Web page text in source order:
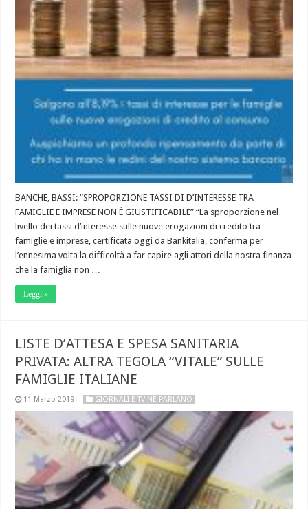
BANCHE, BASSI: “SPROPORZIONE TASSI DI D’INTERESSE TRA
FAMIGLIE E IMPRESE NON È GIUSTIFICABILE” “La sproporzione nel
livello dei tassi d’interesse sulle nuove erogazioni di credito tra
famiglie e imprese, certificata oggi da Bankitalia, conferma per
l’ennesima volta la difficoltà a far capire agli attori della nostra finanza
che la famiglia non …
Leggi »
LISTE D’ATTESA E SPESA SANITARIA
PRIVATA: ALTRA TEGOLA “VITALE” SULLE
FAMIGLIE ITALIANE
11 Marzo 2019 GIORNALI E TV NE PARLANO